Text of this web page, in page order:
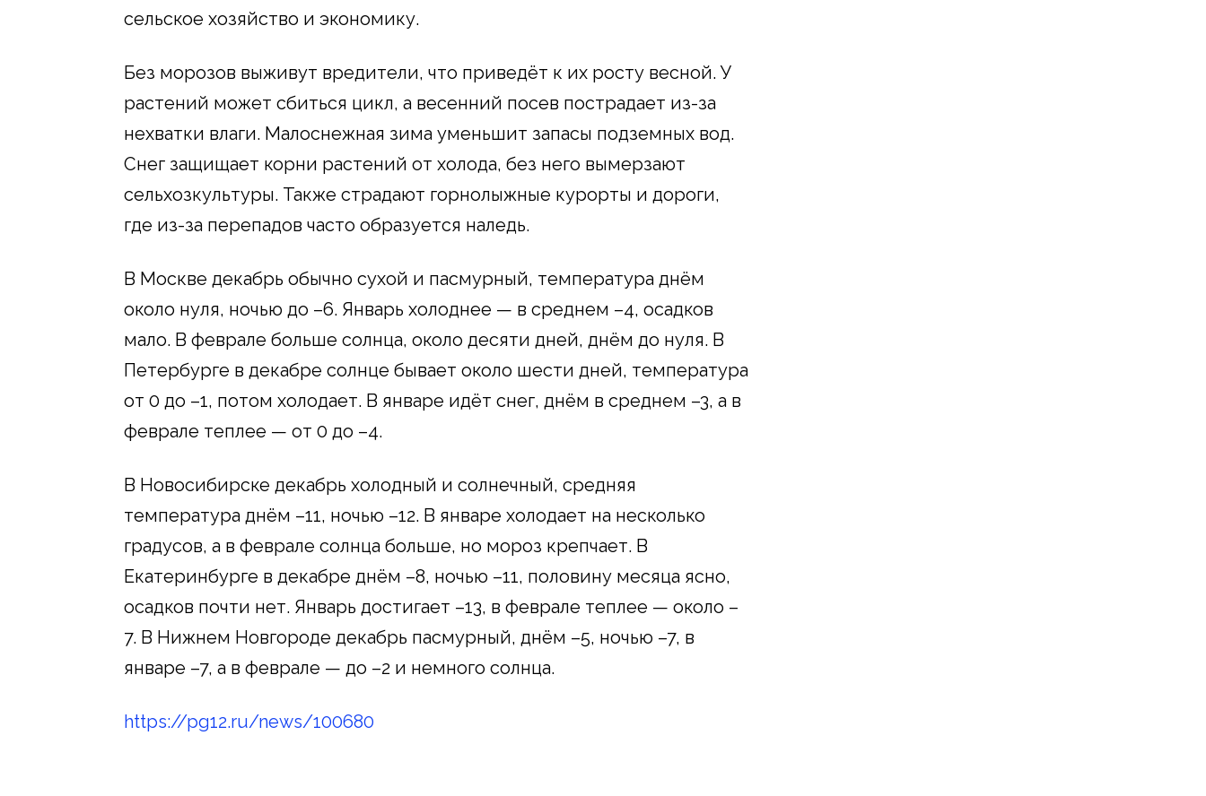
сельское хозяйство и экономику.
Без морозов выживут вредители, что приведёт к их росту весной. У
растений может сбиться цикл, а весенний посев пострадает из-за
нехватки влаги. Малоснежная зима уменьшит запасы подземных вод.
Снег защищает корни растений от холода, без него вымерзают
сельхозкультуры. Также страдают горнолыжные курорты и дороги,
где из-за перепадов часто образуется наледь.
В Москве декабрь обычно сухой и пасмурный, температура днём
около нуля, ночью до –6. Январь холоднее — в среднем –4, осадков
мало. В феврале больше солнца, около десяти дней, днём до нуля. В
Петербурге в декабре солнце бывает около шести дней, температура
от 0 до –1, потом холодает. В январе идёт снег, днём в среднем –3, а в
феврале теплее — от 0 до –4.
В Новосибирске декабрь холодный и солнечный, средняя
температура днём –11, ночью –12. В январе холодает на несколько
градусов, а в феврале солнца больше, но мороз крепчает. В
Екатеринбурге в декабре днём –8, ночью –11, половину месяца ясно,
осадков почти нет. Январь достигает –13, в феврале теплее — около –
7. В Нижнем Новгороде декабрь пасмурный, днём –5, ночью –7, в
январе –7, а в феврале — до –2 и немного солнца.
https://pg12.ru/news/100680